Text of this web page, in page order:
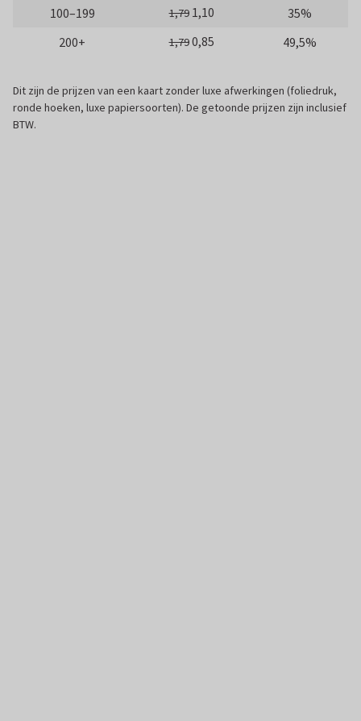
100–199
1,79 1,10
35%
200+
1,790,85 49,5%
Dit zijn de prijzen van een kaart zonder luxe afwerkingen (foliedruk,
ronde hoeken, luxe papiersoorten). De getoonde prijzen zijn inclusief
BTW.